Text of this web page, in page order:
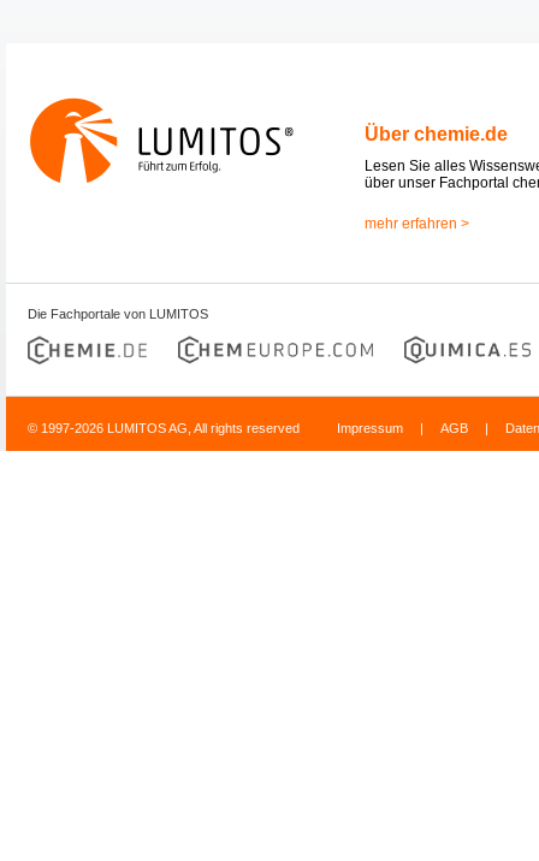
Über chemie.de
Lesen Sie alles
über unser Fachportal
mehr erfahren >
Die Fachportale von LUMITOS
© 1997-2026 LUMITOS AG, All rights reserved Impressum | AGB |